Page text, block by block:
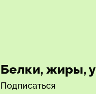
Белки, жиры,
Подписаться